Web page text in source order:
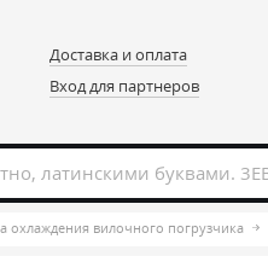
Доставка и оплата
Вход для партнеров
охлаждения вилочного погрузчика